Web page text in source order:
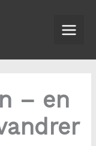
– en